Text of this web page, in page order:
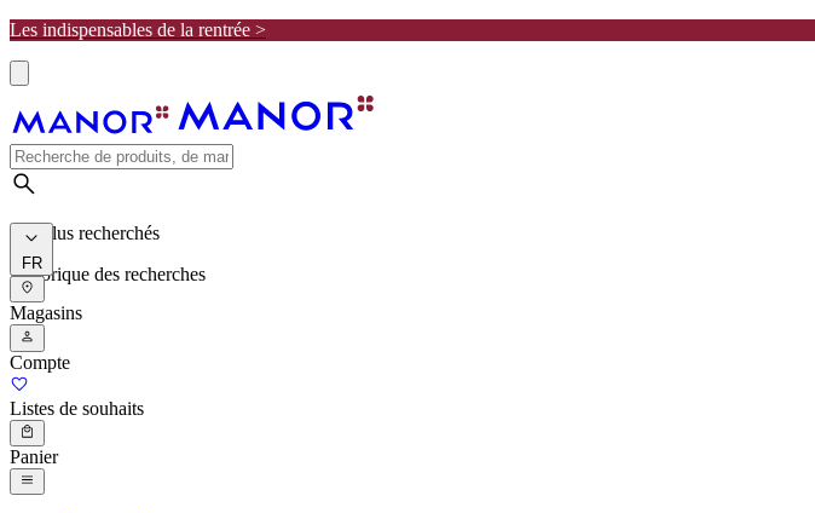
Les indispensables de la rentrée >
Les plus recherchés
Historique des recherches
FR
Magasins
Compte
Listes de souhaits
Panier